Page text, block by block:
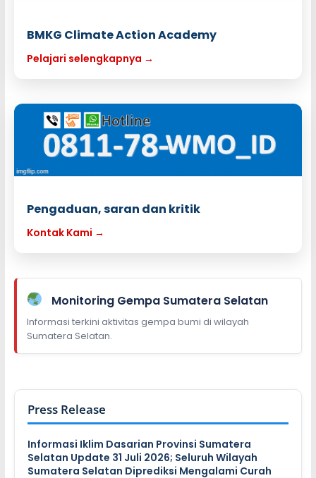
BMKG Climate Action Academy
Pelajari selengkapnya →
Pengaduan, saran dan kritik
Kontak Kami →
Monitoring Gempa Sumatera Selatan
Informasi terkini aktivitas gempa bumi di wilayah
Sumatera Selatan.
Press Release
Informasi Iklim Dasarian Provinsi Sumatera
Selatan Update 31 Juli 2026; Seluruh Wilayah
Sumatera Selatan Diprediksi Mengalami Curah